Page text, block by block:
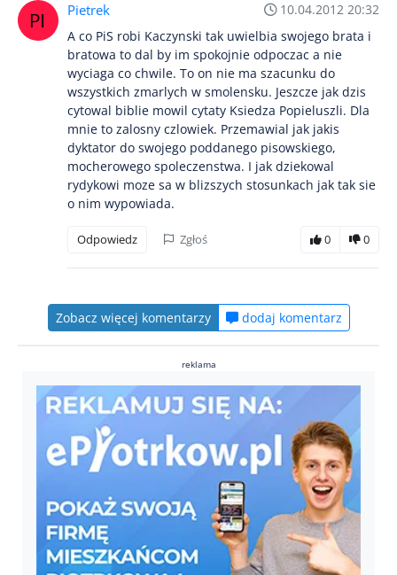
Pietrek
10.04.2012 20:32
A co PiS robi Kaczynski tak uwielbia swojego brata i
bratowa to dal by im spokojnie odpoczac a nie
wyciaga co chwile. To on nie ma szacunku do
wszystkich zmarlych w smolensku. Jeszcze jak dzis
cytowal biblie mowil cytaty Ksiedza Popieluszli. Dla
mnie to zalosny czlowiek. Przemawial jak jakis
dyktator do swojego poddanego pisowskiego,
mocherowego spoleczenstwa. I jak dziekowal
rydykowi moze sa w blizszych stosunkach jak tak sie
o nim wypowiada.
Odpowiedz Zgłoś 0 0
Zobacz więcej komentarzy dodaj komentarz
reklama